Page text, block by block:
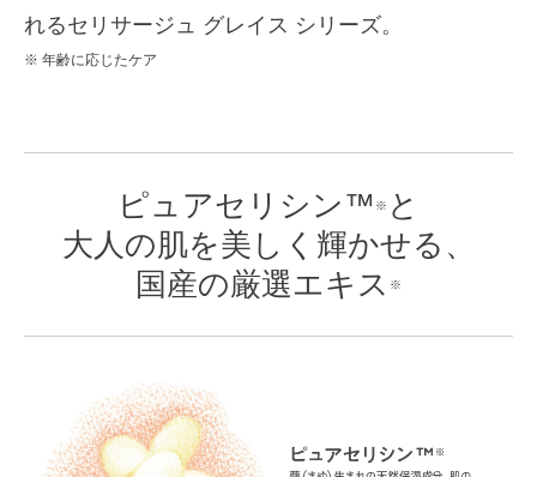
れるセリサージュ グレイス シリーズ。
※ 年齢に応じたケア
ピュアセリシン™ ※ と
大人の肌を美しく輝かせる、
国産の厳選エキス ※